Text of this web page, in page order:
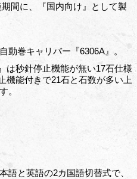
間に、『国内向け』として製
動巻キャリバー『6306A』。
は秒針停止機能が無い17石仕様
機能付きで21石と石数が多い上
。
語と英語の2カ国語切替式で、